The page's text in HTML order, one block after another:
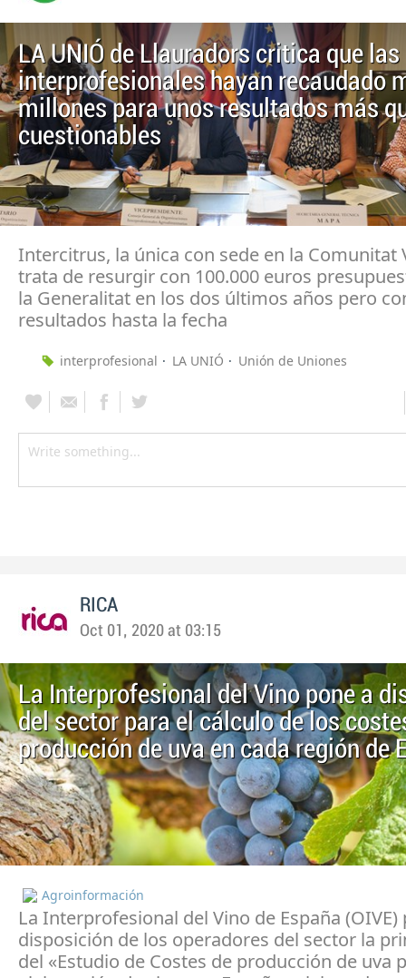
LA UNIÓ de Llauradors critica que las
interprofesionales hayan recaudado
millones para unos resultados más
cuestionables
Intercitrus, la única con sede en la Comunitat
trata de resurgir con 100.000 euros
la Generalitat en los dos últimos años pero
resultados hasta la fecha
interprofesional LA UNIÓ Unión de Uniones
RICA
Oct 01, 2020 at 03:15
La Interprofesional del Vino pone a
del sector para el cálculo de los
producción de uva en cada región de
Agroinformación
La Interprofesional del Vino de España (OIVE)
disposición de los operadores del sector la
del «Estudio de Costes de producción de uva